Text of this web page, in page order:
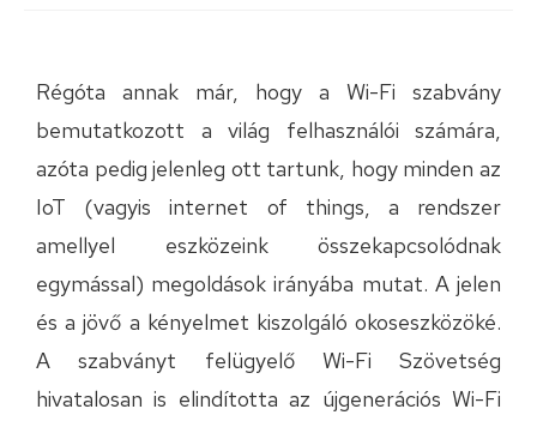
Régóta annak már, hogy a Wi-Fi szabvány
bemutatkozott a világ felhasználói számára,
azóta pedig jelenleg ott tartunk, hogy minden az
IoT (vagyis internet of things, a rendszer
amellyel eszközeink összekapcsolódnak
egymással) megoldások irányába mutat. A jelen
és a jövő a kényelmet kiszolgáló okoseszközöké.
A szabványt felügyelő Wi-Fi Szövetség
hivatalosan is elindította az újgenerációs Wi-Fi